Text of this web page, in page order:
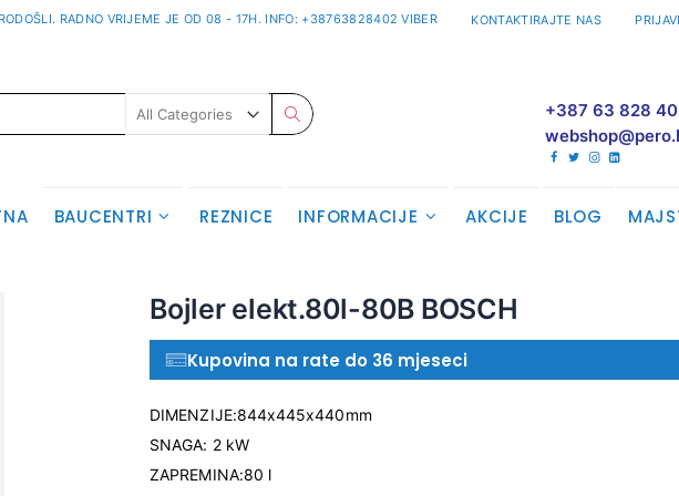
RADNO VRIJEME JE OD 08 - 17H. INFO: +38763828402 VIBER KONTAKTIRAJTE NAS
+387 63 828
BAUCENTRI REZNICE INFORMACIJE AKCIJE BLOG
Bojler elekt.80l-80B BOSCH
Kupovina na rate do 36 mjeseci
DIMENZIJE:844x445x440mm
SNAGA: 2 kW
ZAPREMINA:80 l